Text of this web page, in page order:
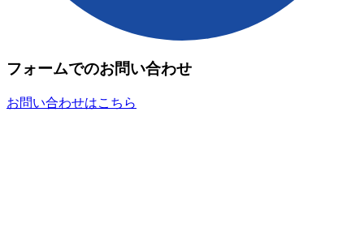
フォームでのお問い合わせ
お問い合わせはこちら